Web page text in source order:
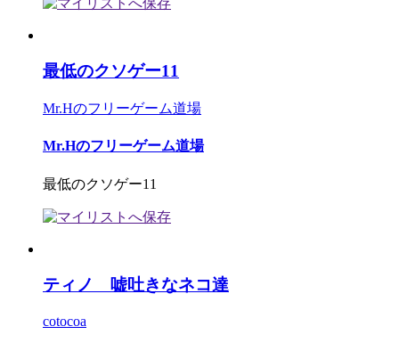
最低のクソゲー11
Mr.Hのフリーゲーム道場
Mr.Hのフリーゲーム道場
最低のクソゲー11
ティノ 嘘吐きなネコ達
cotocoa